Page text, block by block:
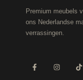
Premium meubels
ons Nederlandse
verrassingen.